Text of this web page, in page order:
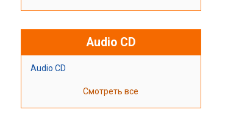
Audio CD
Audio CD
Смотреть все